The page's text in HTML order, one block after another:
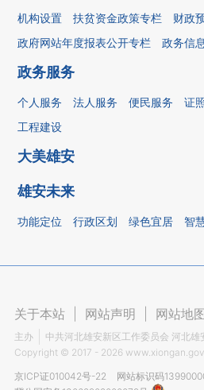
机构设置 扶贫资金政策专栏
财政
政府网站年度报表公开专栏
政务信息
政务服务
个人服务 法人服务 便民服务 证
工程建设
大美雄安
雄安未来
功能定位 行政区划 绿色宜居 智
关于本站 网站声明 网站地
主办
中共河北雄安新区工作委员会 河北雄
Copyright © 2017 - 2026
京ICP证010042号-22
网站标识码